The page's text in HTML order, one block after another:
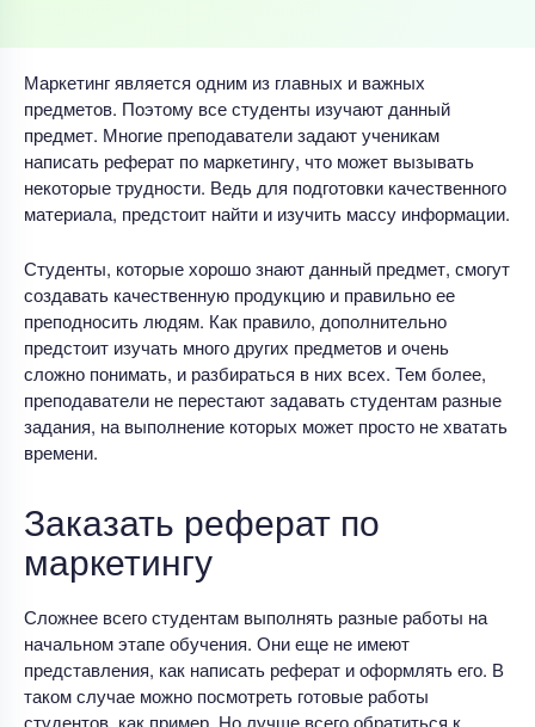
Маркетинг является одним из главных и важных
предметов. Поэтому все студенты изучают данный
предмет. Многие преподаватели задают ученикам
написать реферат по маркетингу, что может вызывать
некоторые трудности. Ведь для подготовки качественного
материала, предстоит найти и изучить массу информации.
Студенты, которые хорошо знают данный предмет, смогут
создавать качественную продукцию и правильно ее
преподносить людям. Как правило, дополнительно
предстоит изучать много других предметов и очень
сложно понимать, и разбираться в них всех. Тем более,
преподаватели не перестают задавать студентам разные
задания, на выполнение которых может просто не хватать
времени.
Заказать реферат по
маркетингу
Сложнее всего студентам выполнять разные работы на
начальном этапе обучения. Они еще не имеют
представления, как написать реферат и оформлять его. В
таком случае можно посмотреть готовые работы
студентов, как пример. Но лучше всего обратиться к